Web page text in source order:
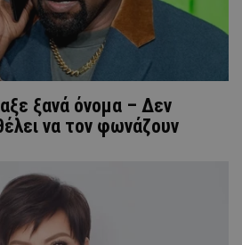
ξανά όνομα – Δεν
να τον φωνάζουν